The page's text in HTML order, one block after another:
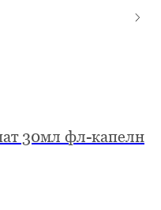
30мл фл-капелн